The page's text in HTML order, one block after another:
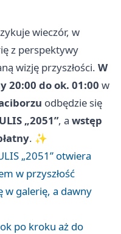
wieczór, w
z perspektywy
wizję przyszłości. W
20:00 do ok. 01:00 w
odbędzie się
„2051”, a wstęp
. ✨
„2051” otwiera
w przyszłość
w galerię, a dawny
po kroku aż do